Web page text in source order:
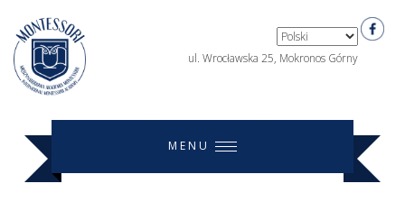
ul. Wrocławska 25, Mokronos Górny
MENU